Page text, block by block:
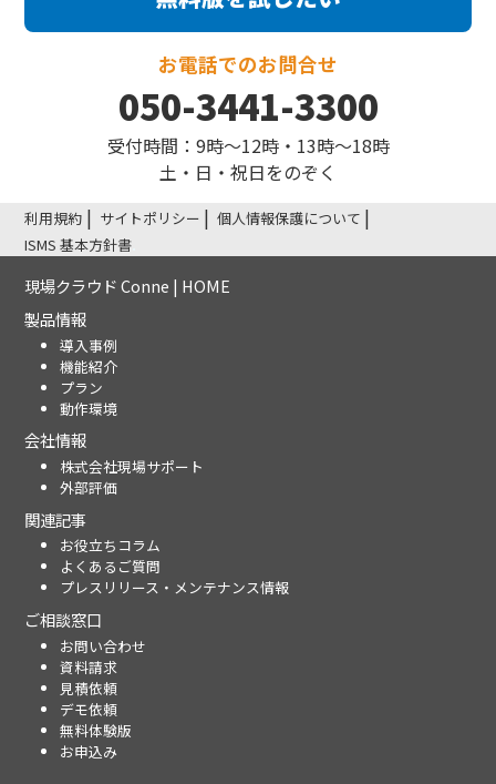
お電話でのお問合せ
050-3441-3300
受付時間：9時〜12時・13時〜18時
土・日・祝日をのぞく
利用規約 サイトポリシー
個人情報保護について
ISMS 基本方針書
現場クラウド Conne | HOME
製品情報
導入事例
機能紹介
プラン
動作環境
会社情報
株式会社現場サポート
外部評価
関連記事
お役立ちコラム
よくあるご質問
プレスリリース・メンテナンス情報
ご相談窓口
お問い合わせ
資料請求
見積依頼
デモ依頼
無料体験版
お申込み